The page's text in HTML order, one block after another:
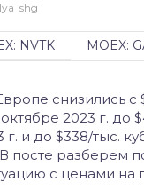
снизились с
2023 г. до
и до $338/тыс.
посте разберем
с ценами на
NVTK MOEX: